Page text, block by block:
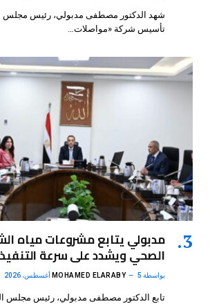
شهد الدكتور مصطفى مدبولي، رئيس مجلس
تأسيس شركة «مواصلات…
مدبولي يتابع مشروعات مياه
الصحي ويشدد على سرعة التنفيذ
بواسطة MOHAMED ELARABY 5 أغسطس، 2026
تابع الدكتور مصطفى مدبولي، رئيس مجلس